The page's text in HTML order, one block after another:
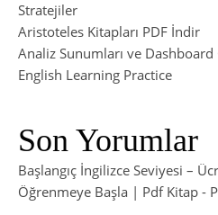
Stratejiler
Aristoteles Kitapları PDF İndir
Analiz Sunumları ve
English Learning Practice
Son Yorumlar
Başlangıç İngilizce Seviyesi –
Öğrenmeye Başla | Pdf Kitap -